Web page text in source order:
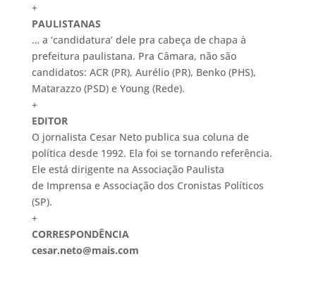
+
PAULISTANAS
… a ‘candidatura’ dele pra cabeça de chapa à
prefeitura paulistana. Pra Câmara, não são
candidatos: ACR (PR), Aurélio (PR), Benko (PHS),
Matarazzo (PSD) e Young (Rede).
+
EDITOR
O jornalista Cesar Neto publica sua coluna de
política desde 1992. Ela foi se tornando referência.
Ele está dirigente na Associação Paulista
de Imprensa e Associação dos Cronistas Políticos
(SP).
+
CORRESPONDÊNCIA
cesar.neto@mais.com